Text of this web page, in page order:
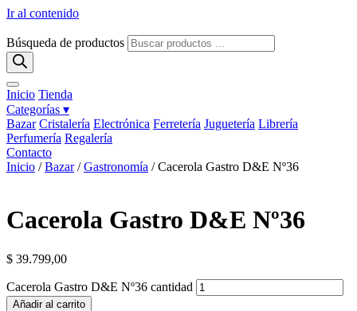
Ir al contenido
Búsqueda de productos
Inicio Tienda
Categorías ▾
Bazar Cristalería Electrónica Ferretería Juguetería Librería
Perfumería Regalería
Contacto
Inicio /Bazar/Gastronomía / Cacerola Gastro D&E Nº36
Cacerola Gastro D&E Nº36
$ 39.799,00
Cacerola Gastro D&E Nº36 cantidad
Añadir al carrito